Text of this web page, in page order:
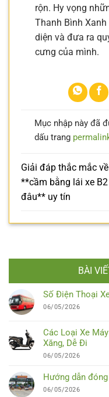
rộn. Hy vọng
Thanh Bình
diện và đưa ra
cưng của mình.
Mục nhập này đã
dấu trang
Giải đáp thắc mắc
**cầm bằng lái xe
đâu** uy tín
BÀI
Số Điện Thoại
06/05/2026
Các Loại Xe
Xăng, Dễ Đi
06/05/2026
Hướng dẫn
06/05/2026